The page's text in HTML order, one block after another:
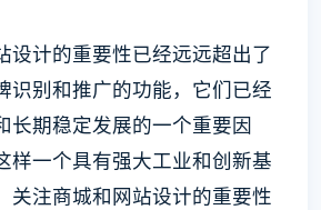
设计的重要性已经远远超出了
识别和推广的功能，它们已经
长期稳定发展的一个重要因
样一个具有强大工业和创新基
关注商城和网站设计的重要性